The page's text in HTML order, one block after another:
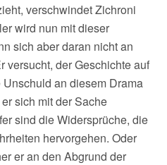
verschwindet Zichroni
wird nun mit dieser
sich aber daran nicht an
versucht, der Geschichte auf
an diesem Drama
sich mit der Sache
sind die Widersprüche, die
hervorgehen. Oder
er an den Abgrund der